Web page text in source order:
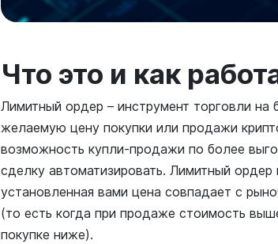
Что это и как
Лимитный ордер – инструмент торговли
желаемую цену покупки или продажи
возможность купли-продажи по более
сделку автоматизировать. Лимитный ордер
установленная вами цена совпадает с
(то есть когда при продаже стоимость
покупке ниже).